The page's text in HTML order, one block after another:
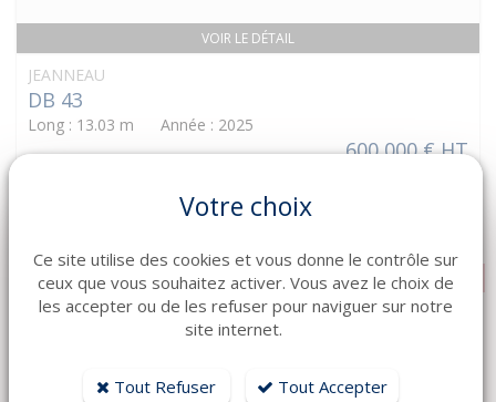
VOIR LE DÉTAIL
JEANNEAU
DB 43
Long : 13.03 m Année : 2025
600 000 € HT
DISPONIBLE !
Votre choix
Ce site utilise des cookies et vous donne le contrôle sur
ceux que vous souhaitez activer. Vous avez le choix de
les accepter ou de les refuser pour naviguer sur notre
site internet.
Tout Refuser Tout Accepter